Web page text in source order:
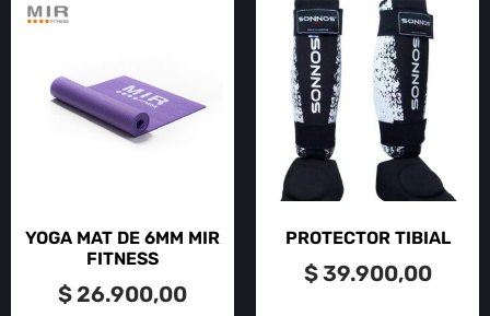
YOGA MAT DE 6MM MIR
FITNESS
$26.900,00
PROTECTOR TIBIAL
$39.900,00